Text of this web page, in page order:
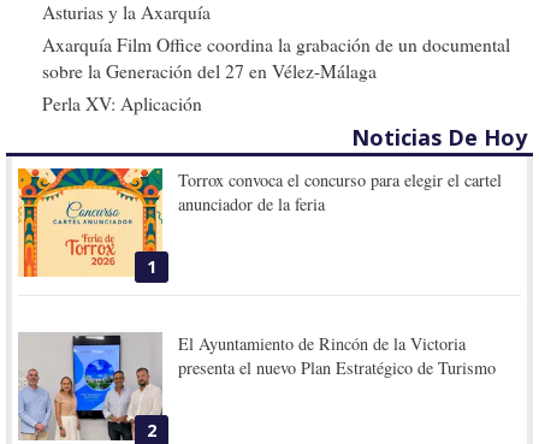
Asturias y la Axarquía
Axarquía Film Office coordina la grabación de un documental
sobre la Generación del 27 en Vélez-Málaga
Perla XV: Aplicación
Noticias De Hoy
1
Torrox convoca el concurso para elegir el cartel
anunciador de la feria
2
El Ayuntamiento de Rincón de la Victoria
presenta el nuevo Plan Estratégico de Turismo